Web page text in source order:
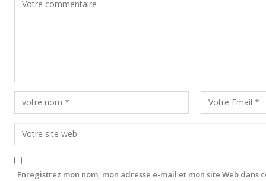
Enregistrez mon nom, mon adresse e-mail et mon site Web dans